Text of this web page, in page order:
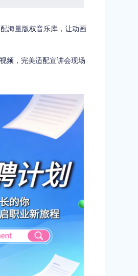
海量版权音乐库，让动画
频，完美适配宣讲会现场